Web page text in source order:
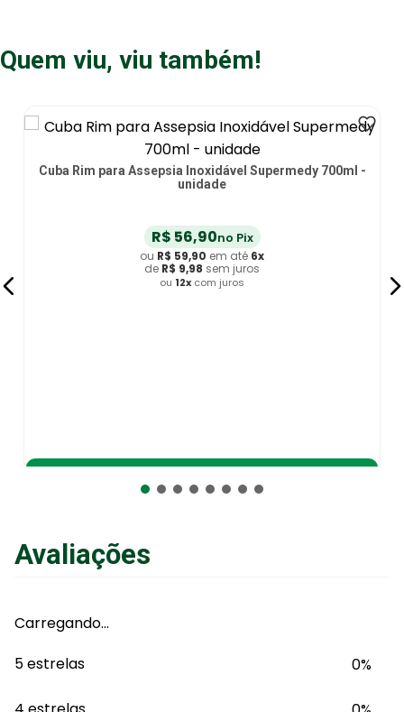
Quem viu, viu também!
Estojo Hospitalar em Aço Inox com Tampa 32X22X04cm -
unidade
R$151,91no Pix
ou R$159,90em até
de R$26,65 sem juros
ou 12x com juros
Avaliações
Carregando…
5 estrelas
0%